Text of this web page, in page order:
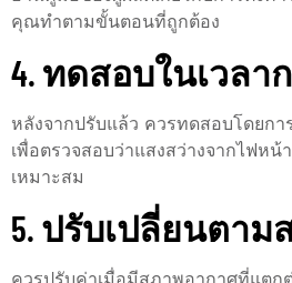
คุณทำตามขั้นตอนที่ถูกต้อง
4. ทดสอบในเวลา
หลังจากปรับแล้ว ควรทดสอบโดยกา
เพื่อตรวจสอบว่าแสงสว่างจากไฟหน้
เหมาะสม
5. ปรับเปลี่ยนตา